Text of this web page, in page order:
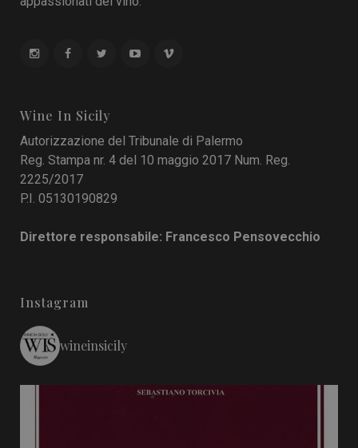
Wine In Sicily
Autorizzazione del Tribunale di Palermo
Reg. Stampa nr. 4 del 10 maggio 2017 Num. Reg.
2225/2017
P.I. 05130190829
Direttore responsabile: Francesco Pensovecchio
Instagram
wineinsicily